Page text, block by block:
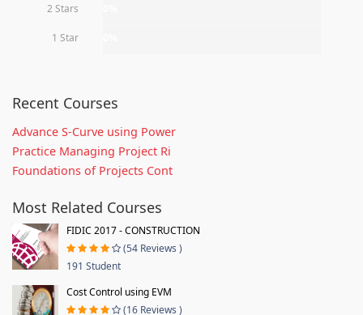
2 Stars
1 Star
Recent Courses
Advance S-Curve using Power
Practice Managing Project Ri
Foundations of Projects Cont
Most Related Courses
FIDIC 2017 - CONSTRUCTION
(54 Reviews )
191 Student
Cost Control using EVM
(16 Reviews )